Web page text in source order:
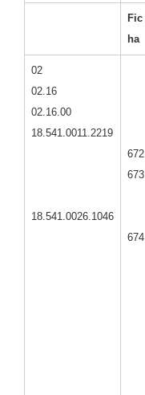
Fic
ha
02
02.16
02.16.00
18.541.0011.2219
18.541.0026.1046
672
673
674